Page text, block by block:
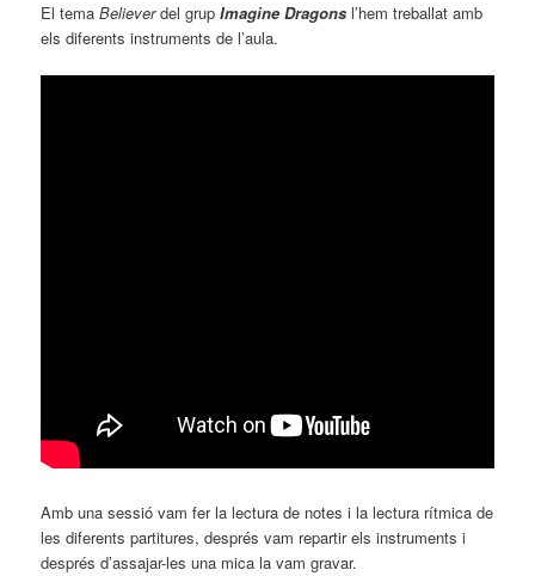
El temaBelieverdel grupImagine Dragonsl’hem treballat amb
els diferents instruments de l’aula.
Amb una sessió vam fer la lectura de notes i la lectura rítmica de
les diferents partitures, després vam repartir els instruments i
després d’assajar-les una mica la vam gravar.